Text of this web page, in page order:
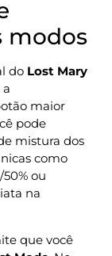
modos
do Lost Mary
maior
pode
mistura dos
como
ou
na
que você